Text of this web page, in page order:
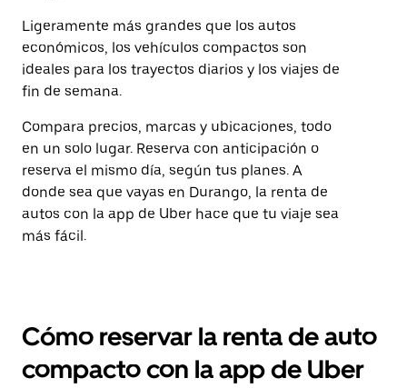
Ligeramente más grandes que los autos
económicos, los vehículos compactos son
ideales para los trayectos diarios y los viajes de
fin de semana.
Compara precios, marcas y ubicaciones, todo
en un solo lugar. Reserva con anticipación o
reserva el mismo día, según tus planes. A
donde sea que vayas en Durango, la renta de
autos con la app de Uber hace que tu viaje sea
más fácil.
Cómo reservar la renta de auto
compacto con la app de Uber